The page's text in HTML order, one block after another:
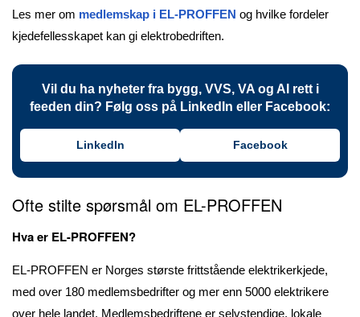
Les mer om medlemskap i EL-PROFFEN og hvilke fordeler
kjedefellesskapet kan gi elektrobedriften.
Vil du ha nyheter fra bygg, VVS, VA og AI rett i
feeden din? Følg oss på LinkedIn eller Facebook:
LinkedIn Facebook
Ofte stilte spørsmål om EL-PROFFEN
Hva er EL-PROFFEN?
EL-PROFFEN er Norges største frittstående elektrikerkjede,
med over 180 medlemsbedrifter og mer enn 5000 elektrikere
over hele landet. Medlemsbedriftene er selvstendige, lokale